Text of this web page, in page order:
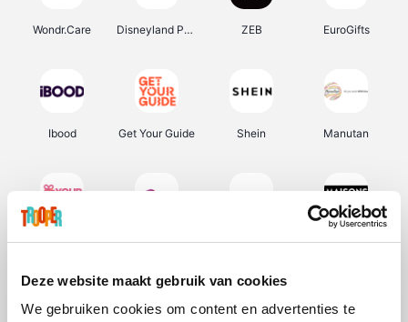
Deze website maakt gebruik van cookies
We gebruiken cookies om content en advertenties te
Wondr.Care Disneyland Paris ZEB EuroGifts
Ibood Get Your Guide Shein Manutan